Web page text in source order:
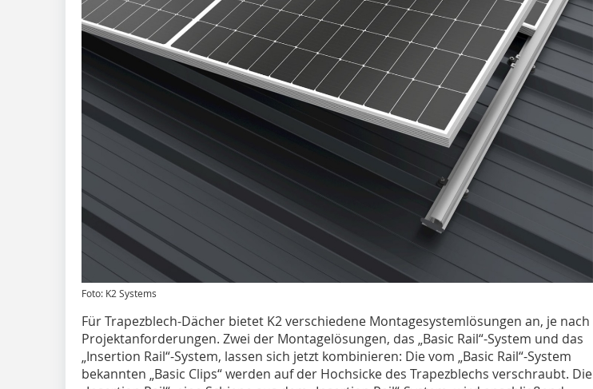
Foto: K2 Systems
Für Trapezblech-Dächer bietet K2 verschiedene Montagesystemlösungen an, je nach
Projektanforderungen. Zwei der Montagelösungen, das „Basic Rail“-System und das
„Insertion Rail“-System, lassen sich jetzt kombinieren: Die vom „Basic Rail“-System
bekannten „Basic Clips“ werden auf der Hochsicke des Trapezblechs ­verschraubt. Die